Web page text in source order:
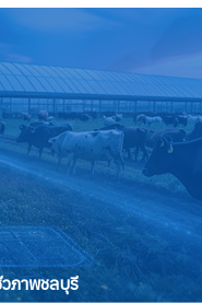
ภาพชลบุรี